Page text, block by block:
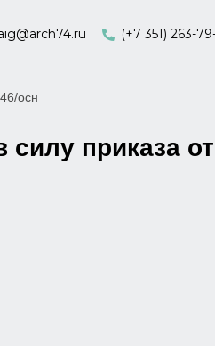
(+7 351) 263-
осн
приказа